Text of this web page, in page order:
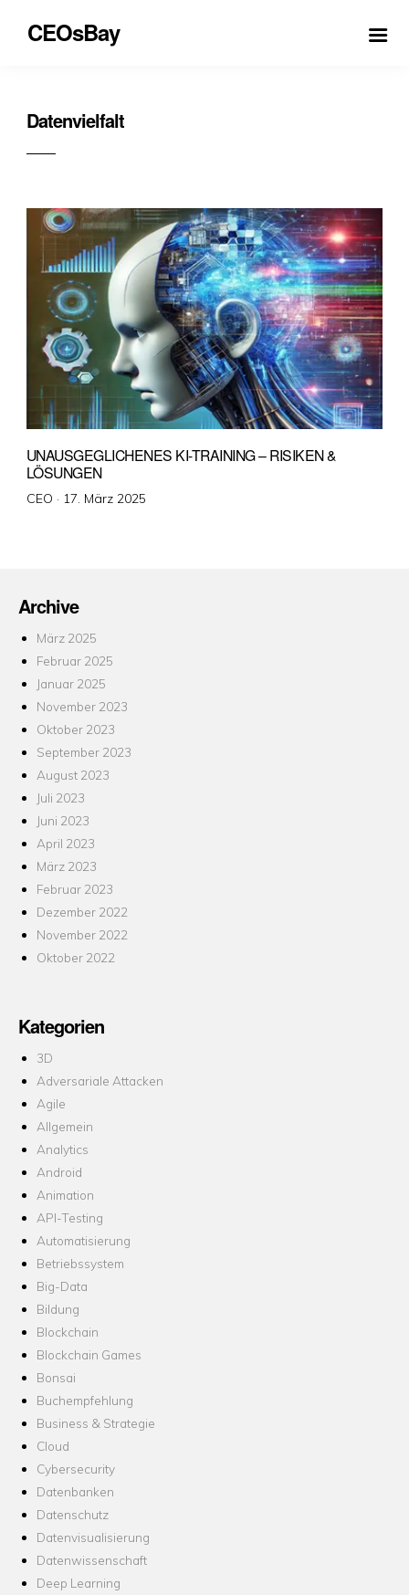
CEOsBay
Datenvielfalt
UNAUSGEGLICHENES KI-TRAINING – RISIKEN &
LÖSUNGEN
CEO · Veröffentlicht
17. März 2025
Archive
März 2025
Februar 2025
Januar 2025
November 2023
Oktober 2023
September 2023
August 2023
Juli 2023
Juni 2023
April 2023
März 2023
Februar 2023
Dezember 2022
November 2022
Oktober 2022
Kategorien
3D
Adversariale Attacken
Agile
Allgemein
Analytics
Android
Animation
API-Testing
Automatisierung
Betriebssystem
Big-Data
Bildung
Blockchain
Blockchain Games
Bonsai
Buchempfehlung
Business & Strategie
Cloud
Cybersecurity
Datenbanken
Datenschutz
Datenvisualisierung
Datenwissenschaft
Deep Learning